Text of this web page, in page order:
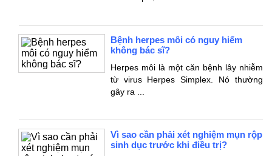
Bệnh herpes môi có nguy hiểm
không bác sĩ?
Herpes môi là một căn bệnh lây nhiễm
từ virus Herpes Simplex. Nó thường
gây ra ...
Vì sao cần phải xét nghiệm mụn rộp
sinh dục trước khi điều trị?